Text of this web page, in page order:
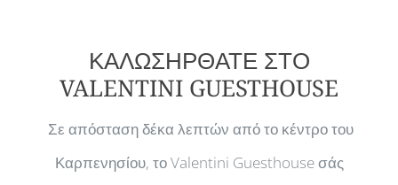
ΚΑΛΩΣΗΡΘΑΤΕ ΣΤΟ
VALENTINI GUESTHOUSE
Σε απόσταση δέκα λεπτών από το κέντρο του
Καρπενησίου, το Valentini Guesthouse σάς